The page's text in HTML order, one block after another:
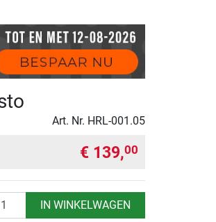
Art. Nr. HRL-001.05
€ 139,00
IN WINKELWAGEN